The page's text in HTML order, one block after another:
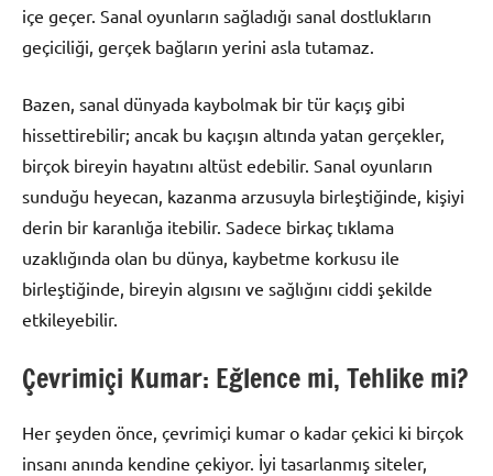
içe geçer. Sanal oyunların sağladığı sanal dostlukların
geçiciliği, gerçek bağların yerini asla tutamaz.
Bazen, sanal dünyada kaybolmak bir tür kaçış gibi
hissettirebilir; ancak bu kaçışın altında yatan gerçekler,
birçok bireyin hayatını altüst edebilir. Sanal oyunların
sunduğu heyecan, kazanma arzusuyla birleştiğinde, kişiyi
derin bir karanlığa itebilir. Sadece birkaç tıklama
uzaklığında olan bu dünya, kaybetme korkusu ile
birleştiğinde, bireyin algısını ve sağlığını ciddi şekilde
etkileyebilir.
Çevrimiçi Kumar: Eğlence mi, Tehlike mi?
Her şeyden önce, çevrimiçi kumar o kadar çekici ki birçok
insanı anında kendine çekiyor. İyi tasarlanmış siteler,